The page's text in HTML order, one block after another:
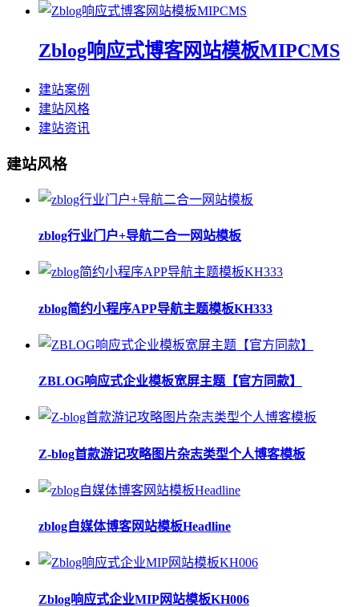
Zblog响应式博客网站模板MIPCMS
建站案例
建站风格
建站资讯
建站风格
zblog行业门户+导航二合一网站模板
zblog简约小程序APP导航主题模板KH333
ZBLOG响应式企业模板宽屏主题【官方同款】
Z-blog首款游记攻略图片杂志类型个人博客模板
zblog自媒体博客网站模板Headline
Zblog响应式企业MIP网站模板KH006